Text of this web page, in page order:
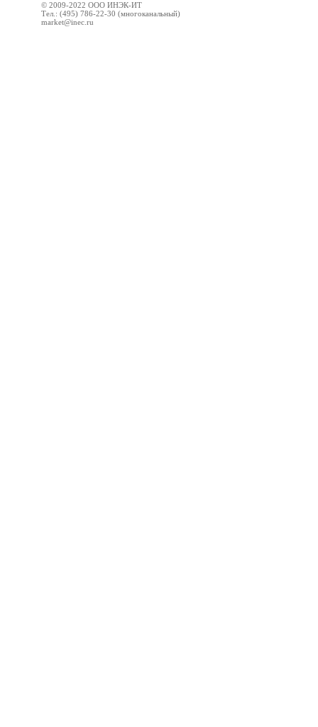
© 2009-2022 ООО ИНЭК-ИТ
Тел.: (495) 786-22-30 (многоканальный)
market@inec.ru